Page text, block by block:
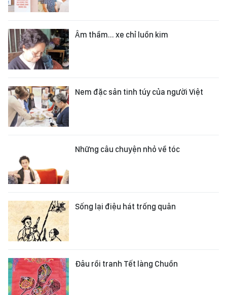
Âm thầm... xe chỉ luồn kim
Nem đặc sản tinh túy của người Việt
Những câu chuyện nhỏ về tóc
Sống lại điệu hát trống quân
Đâu rồi tranh Tết làng Chuồn